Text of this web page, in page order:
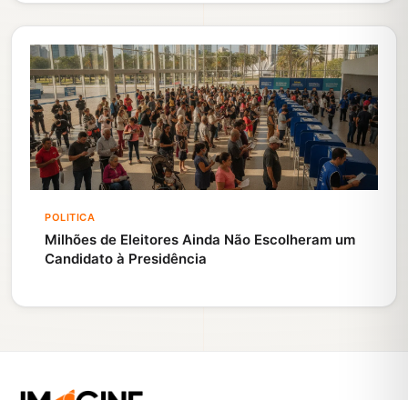
POLITICA
Milhões de Eleitores Ainda Não Escolheram um
Candidato à Presidência